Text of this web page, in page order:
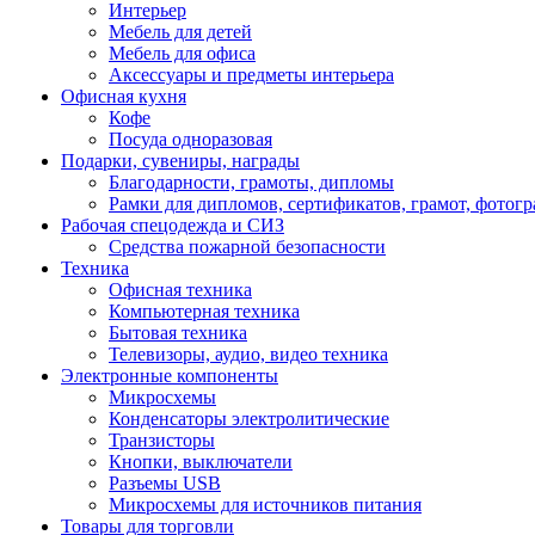
Интерьер
Мебель для детей
Мебель для офиса
Аксессуары и предметы интерьера
Офисная кухня
Кофе
Посуда одноразовая
Подарки, сувениры, награды
Благодарности, грамоты, дипломы
Рамки для дипломов, сертификатов, грамот,
Рабочая спецодежда и СИЗ
Средства пожарной безопасности
Техника
Офисная техника
Компьютерная техника
Бытовая техника
Телевизоры, аудио, видео техника
Электронные компоненты
Микросхемы
Конденсаторы электролитические
Транзисторы
Кнопки, выключатели
Разъемы USB
Микросхемы для источников питания
Товары для торговли